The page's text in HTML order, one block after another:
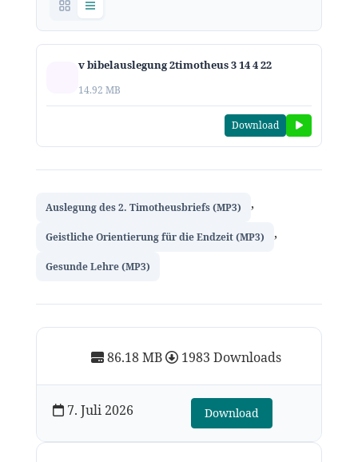
v bibelauslegung 2timotheus 3 14 4 22
14.92 MB
Download
Auslegung des 2. Timotheusbriefs (MP3) ,
Geistliche Orientierung für die Endzeit (MP3) ,
Gesunde Lehre (MP3)
86.18 MB 1983 Downloads
7. Juli 2026 Download